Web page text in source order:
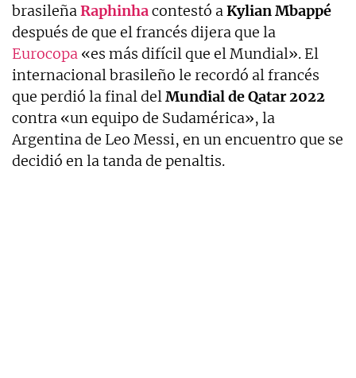
brasileñaRaphinhacontestó aKylian Mbappé
después de que el francés dijera que la
Eurocopa «es más difícil que el Mundial». El
internacional brasileño le recordó al francés
que perdió la final delMundial de Qatar 2022
contra «un equipo de Sudamérica», la
Argentina de Leo Messi, en un encuentro que se
decidió en la tanda de penaltis.